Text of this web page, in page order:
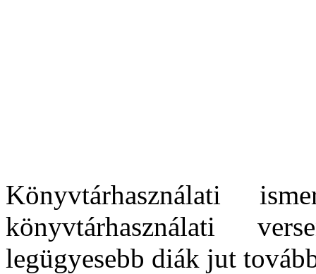
Könyvtárhasználati
könyvtárhasználati
legügyesebb diák jut